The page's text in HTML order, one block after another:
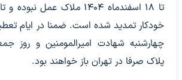
تا ۱۸ اسفندماه ۱۴۰۴ ملاک
خودکار تمدید شده است. ضمنا در ایام
چهارشنبه شهادت امیرالمومنین و روز
پلاک صرفا در تهران باز خواهند بود.